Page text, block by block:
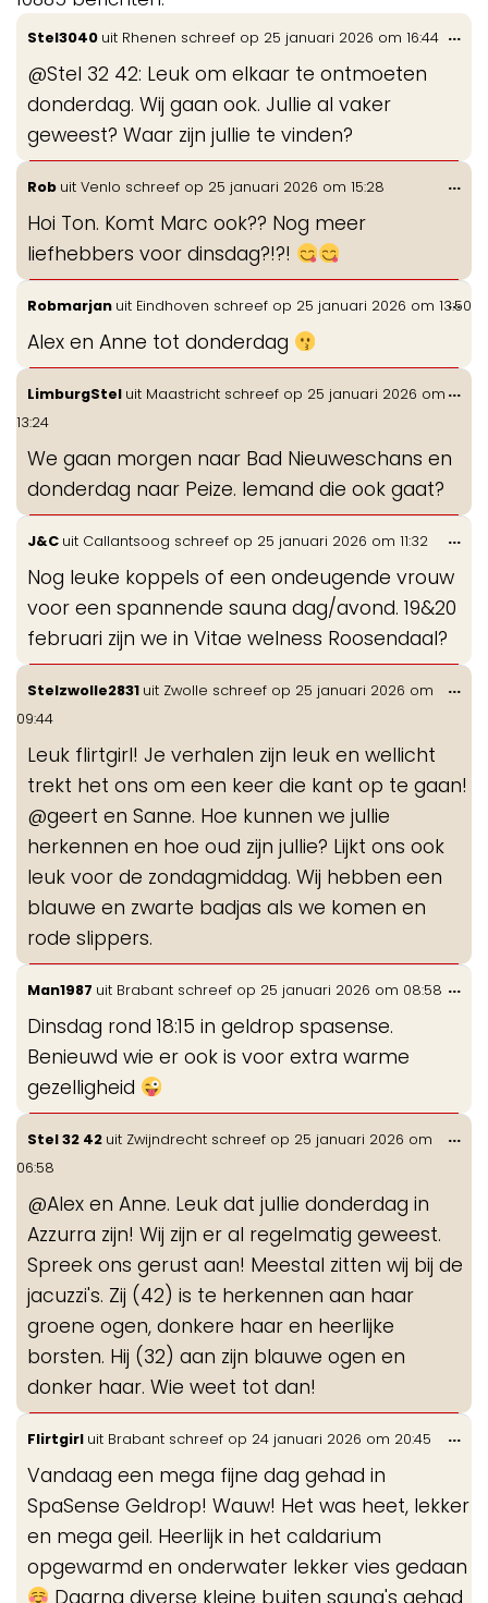
de
gastenboek-
lijst
Stel3040 uit Rhenen schreef op 25 januari 2026 om 16:44
@Stel 32 42: Leuk om elkaar te ontmoeten
donderdag. Wij gaan ook. Jullie al vaker
geweest? Waar zijn jullie te vinden?
...
Rob uit Venlo schreef op 25 januari 2026 om 15:28
Hoi Ton. Komt Marc ook?? Nog meer
liefhebbers voor dinsdag?!?!
...
Robmarjan uit Eindhoven schreef op 25 januari 2026 om 13:50
Alex en Anne tot donderdag
...
LimburgStel uit Maastricht schreef op 25 januari 2026 om
13:24
We gaan morgen naar Bad Nieuweschans en
donderdag naar Peize. Iemand die ook gaat?
...
J&C uit Callantsoog schreef op 25 januari 2026 om 11:32
Nog leuke koppels of een ondeugende vrouw
voor een spannende sauna dag/avond. 19&20
februari zijn we in Vitae welness Roosendaal?
...
Stelzwolle2831 uit Zwolle schreef op 25 januari 2026 om
09:44
Leuk flirtgirl! Je verhalen zijn leuk en wellicht
trekt het ons om een keer die kant op te gaan!
@geert en Sanne. Hoe kunnen we jullie
herkennen en hoe oud zijn jullie? Lijkt ons ook
leuk voor de zondagmiddag. Wij hebben een
blauwe en zwarte badjas als we komen en
rode slippers.
...
Man1987 uit Brabant schreef op 25 januari 2026 om 08:58
Dinsdag rond 18:15 in geldrop spasense.
Benieuwd wie er ook is voor extra warme
gezelligheid
...
Stel 32 42 uit Zwijndrecht schreef op 25 januari 2026 om
06:58
@Alex en Anne. Leuk dat jullie donderdag in
Azzurra zijn! Wij zijn er al regelmatig geweest.
Spreek ons gerust aan! Meestal zitten wij bij de
jacuzzi's. Zij (42) is te herkennen aan haar
groene ogen, donkere haar en heerlijke
borsten. Hij (32) aan zijn blauwe ogen en
donker haar. Wie weet tot dan!
...
Flirtgirl uit Brabant schreef op 24 januari 2026 om 20:45
Vandaag een mega fijne dag gehad in
SpaSense Geldrop! Wauw! Het was heet, lekker
en mega geil. Heerlijk in het caldarium
opgewarmd en onderwater lekker vies gedaan
Daarna diverse kleine buiten sauna's gehad
...